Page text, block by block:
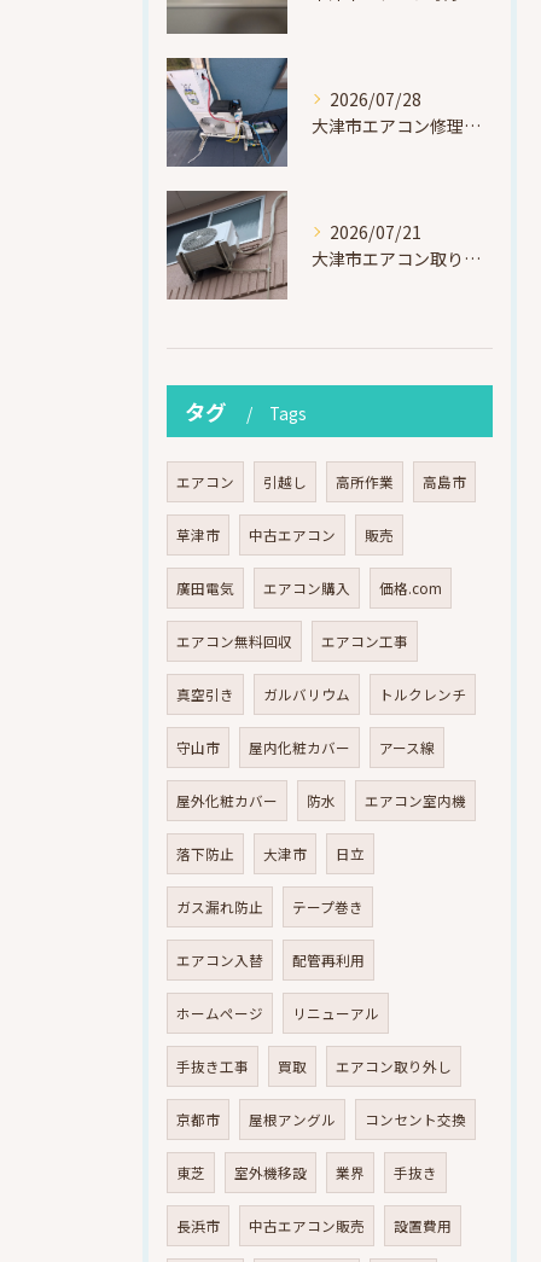
2026/07/28
大津市エアコン修理｜冷媒漏れを特定！高所作業で東芝RAS-F221ARTを修理・ガスチャージ
2026/07/21
大津市エアコン取り付け｜他社で断られたマンション3階の壁面アングル高所作業（ハイセンス HA-J22H-W・プレジーオビワコ）
タグ Tags
エアコン 引越し 高所作業 高島市
草津市 中古エアコン 販売
廣田電気 エアコン購入 価格.com
エアコン無料回収 エアコン工事
真空引き ガルバリウム トルクレンチ
守山市 屋内化粧カバー アース線
屋外化粧カバー 防水 エアコン室内機
落下防止 大津市 日立
ガス漏れ防止 テープ巻き
エアコン入替 配管再利用
ホームページ リニューアル
手抜き工事 買取 エアコン取り外し
京都市 屋根アングル コンセント交換
東芝 室外機移設 業界 手抜き
長浜市 中古エアコン販売 設置費用